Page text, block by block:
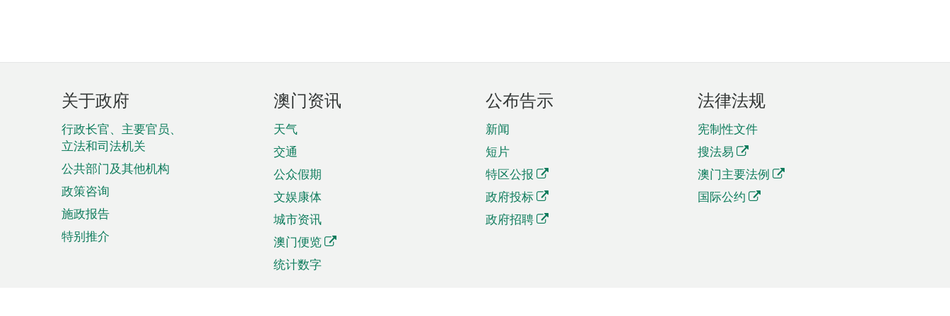
页
脚
菜
单
关于政府
行政长官、主要官员、
立法和司法机关
公共部门及其他机构
政策咨询
施政报告
特别推介
澳门资讯
天气
交通
公众假期
文娱康体
城市资讯
澳门便览
统计数字
公布告示
新闻
短片
特区公报
政府投标
政府招聘
法律法规
宪制性文件
搜法易
澳门主要法例
国际公约